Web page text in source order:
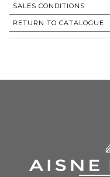
SALES CONDITIONS
RETURN TO CATALOGUE